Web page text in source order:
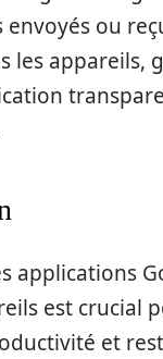
envoyés ou
les appareils,
applications
est crucial
et